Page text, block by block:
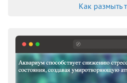
Как размыть
column-rule-style
column-rule-width
column-span
column-width